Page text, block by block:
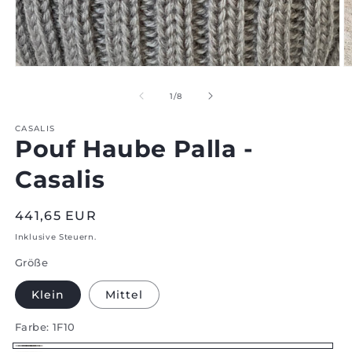
1/von
8
CASALIS
Pouf Haube Palla -
Casalis
Regulärer
Preis
441,65 EUR
Inklusive Steuern.
Größe
Klein Mittel
Farbe: 1F10